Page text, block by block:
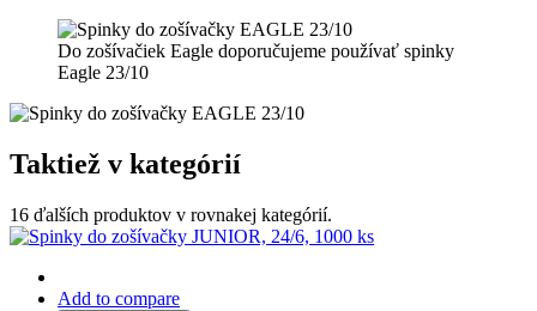
Do zošívačiek Eagle doporučujeme používať spinky
Eagle 23/10
Taktiež v kategórií
16 ďalších produktov v rovnakej kategórií.
Add to compare